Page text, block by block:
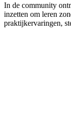
In de community
inzetten om leren
praktijkervaringen,